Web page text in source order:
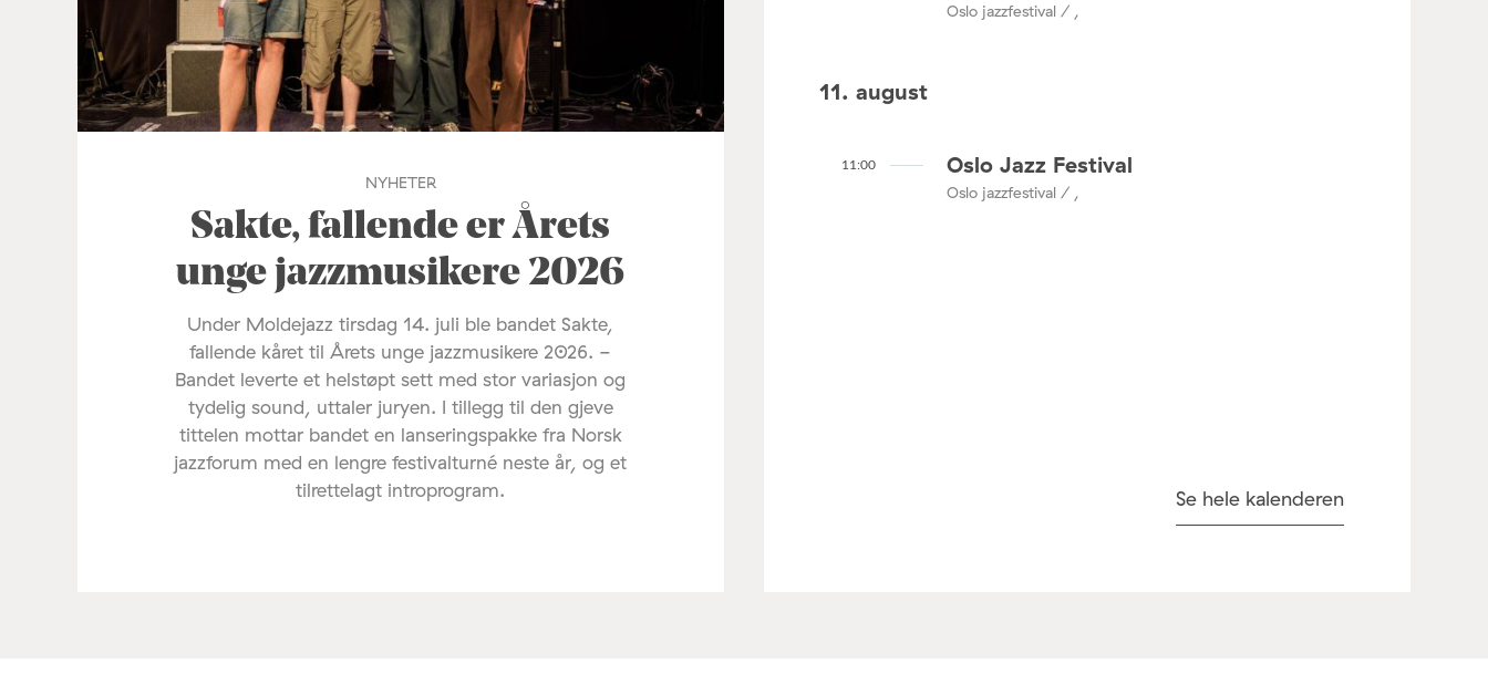
NYHETER
Sakte, fallende er Årets
unge jazzmusikere 2026
Under Moldejazz tirsdag 14. juli ble bandet Sakte,
fallende kåret til Årets unge jazzmusikere 2026. -
Bandet leverte et helstøpt sett med stor variasjon og
tydelig sound, uttaler juryen. I tillegg til den gjeve
tittelen mottar bandet en lanseringspakke fra Norsk
jazzforum med en lengre festivalturné neste år, og et
tilrettelagt introprogram.
Oslo jazzfestival / ,
11. august
11:00 Oslo Jazz Festival
Oslo jazzfestival / ,
Se hele kalenderen